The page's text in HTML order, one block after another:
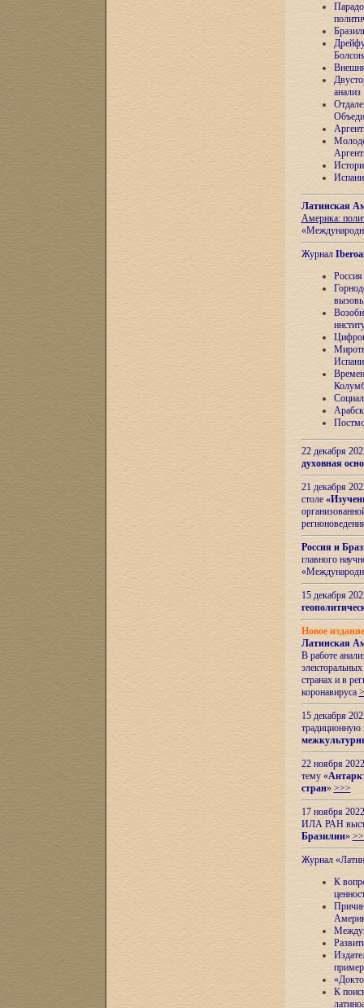
анализ
Латинская
Америка:
Журнал
22 декабря
духовная
21 декабря
столе
Россия и
главного
15 декабря
Новое
Латинская
В работе
странах и в
коронавируса
15 декабря
22 ноября
тему «
стран» >>>
17 ноября
ИЛА РАН
Бразилии»
Журнал
К
К